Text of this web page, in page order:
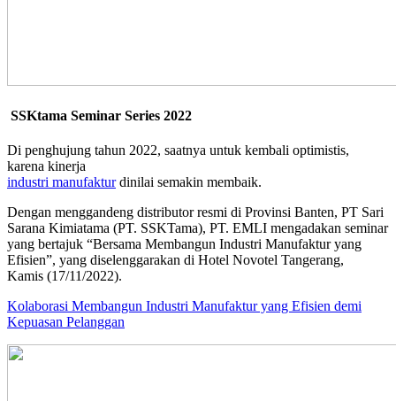
SSKtama Seminar Series 2022
Di penghujung tahun 2022, saatnya untuk kembali optimistis,
karena kinerja
industri manufakturdinilai semakin membaik.
Dengan menggandeng distributor resmi di Provinsi Banten, PT Sari
Sarana Kimiatama (PT. SSKTama), PT. EMLI mengadakan seminar
yang bertajuk “Bersama Membangun Industri Manufaktur yang
Efisien”, yang diselenggarakan di Hotel Novotel Tangerang,
Kamis (17/11/2022).
Kolaborasi Membangun Industri Manufaktur yang Efisien demi
Kepuasan Pelanggan